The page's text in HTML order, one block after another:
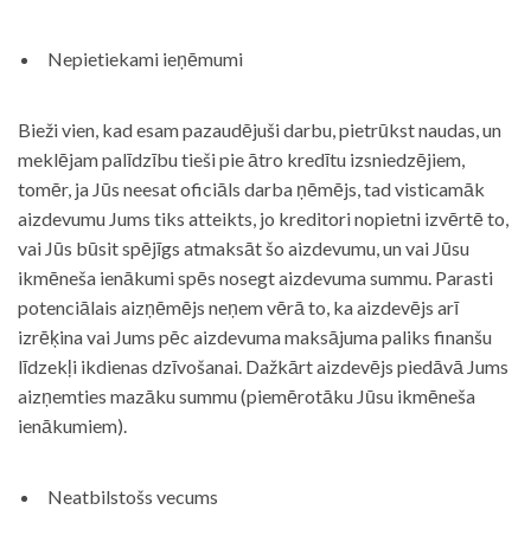
Nepietiekami ieņēmumi
Bieži vien, kad esam pazaudējuši darbu, pietrūkst naudas, un
meklējam palīdzību tieši pie ātro kredītu izsniedzējiem,
tomēr, ja Jūs neesat oficiāls darba ņēmējs, tad visticamāk
aizdevumu Jums tiks atteikts, jo kreditori nopietni izvērtē to,
vai Jūs būsit spējīgs atmaksāt šo aizdevumu, un vai Jūsu
ikmēneša ienākumi spēs nosegt aizdevuma summu. Parasti
potenciālais aizņēmējs neņem vērā to, ka aizdevējs arī
izrēķina vai Jums pēc aizdevuma maksājuma paliks finanšu
līdzekļi ikdienas dzīvošanai. Dažkārt aizdevējs piedāvā Jums
aizņemties mazāku summu (piemērotāku Jūsu ikmēneša
ienākumiem).
Neatbilstošs vecums